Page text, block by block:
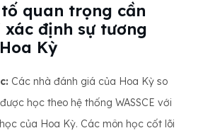
quan trọng cần
xác định sự tương
Kỳ
Các nhà đánh giá của Hoa Kỳ so
học theo hệ thống WASSCE với
của Hoa Kỳ. Các môn học cốt lõi